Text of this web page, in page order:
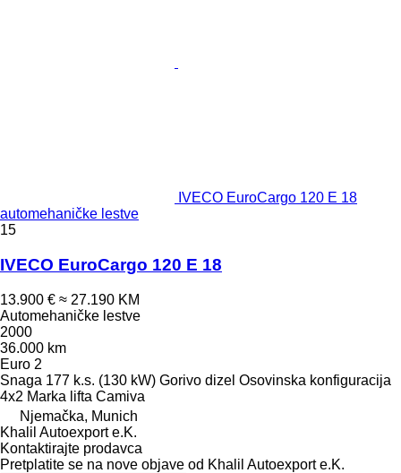
IVECO EuroCargo 120 E 18
automehaničke lestve
15
IVECO EuroCargo 120 E 18
13.900 € ≈ 27.190 KM
Automehaničke lestve
2000
36.000 km
Euro 2
Snaga 177 k.s. (130 kW) Gorivo dizel Osovinska konfiguracija
4x2 Marka lifta Camiva
Njemačka, Munich
Khalil Autoexport e.K.
Kontaktirajte prodavca
Pretplatite se na nove objave od Khalil Autoexport e.K.